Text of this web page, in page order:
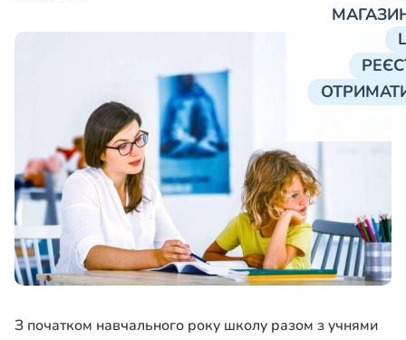
З початком навчального року школу разом з учнями